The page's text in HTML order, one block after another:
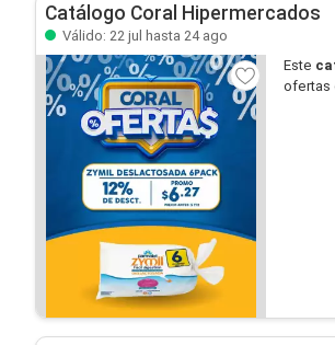
Catálogo Coral Hipermercados
Válido: 22 jul hasta 24 ago
Este
ofertas